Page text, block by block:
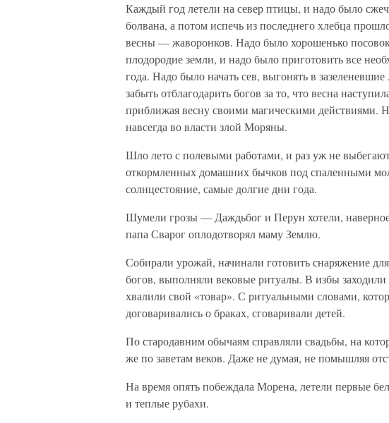
Каждый год летели на север птицы, и надо было
болвана, а потом испечь из последнего хлебца
весны — жаворонков. Надо было хорошенько
плодородие земли, и надо было приготовить все
года. Надо было начать сев, выгонять в
забыть отблагодарить богов за то, что весна
приближая весну своими магическими действиями.
навсегда во власти злой Моряны.
Шло лето с полевыми работами, и раз уж не
откормленных домашних бычков под спаленными
солнцестояние, самые долгие дни года.
Шумели грозы — Даждьбог и Перун хотели, наверное,
папа Сварог оплодотворял маму Землю.
Собирали урожай, начинали готовить снаряжение
богов, выполняли вековые ритуалы. В избы
хвалили свой «товар». С ритуальными словами,
договаривались о браках, сговаривали детей.
По стародавним обычаям справляли свадьбы, на
же по заветам веков. Даже не думая, не помышляя
На время опять побеждала Морена, летели первые
и теплые рубахи.